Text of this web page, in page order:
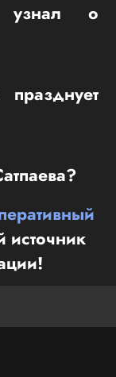
узнал о
источник